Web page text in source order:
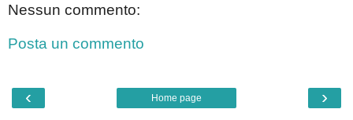
Nessun commento:
Posta un commento
‹ ›
Home page